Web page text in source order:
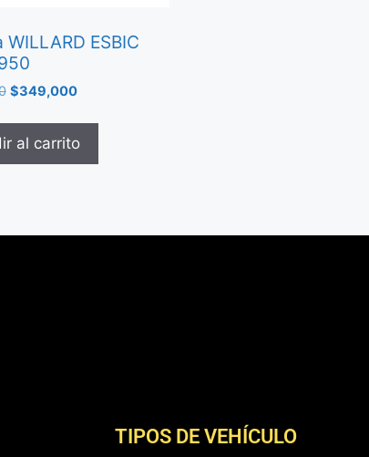
WILLARD ESBIC
$349,000
al carrito
TIPOS DE VEHÍCULO